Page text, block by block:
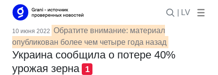
| LV
10 июня 2022 Обратите внимание: материал
опубликован более чем четыре года назад
Украина сообщила о потере 40%
урожая зерна
1